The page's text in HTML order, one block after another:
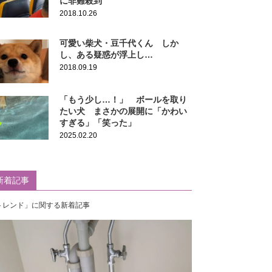
2018.10.26
可愛い柴犬・豆千代くん しか
し、ある疑惑が浮上し…
2018.09.19
「もう少し…！」 ボールを取り
たい犬 まさかの展開に「かわい
すぎる」「笑った」
2025.02.20
着記事
レンド」に関する新着記事